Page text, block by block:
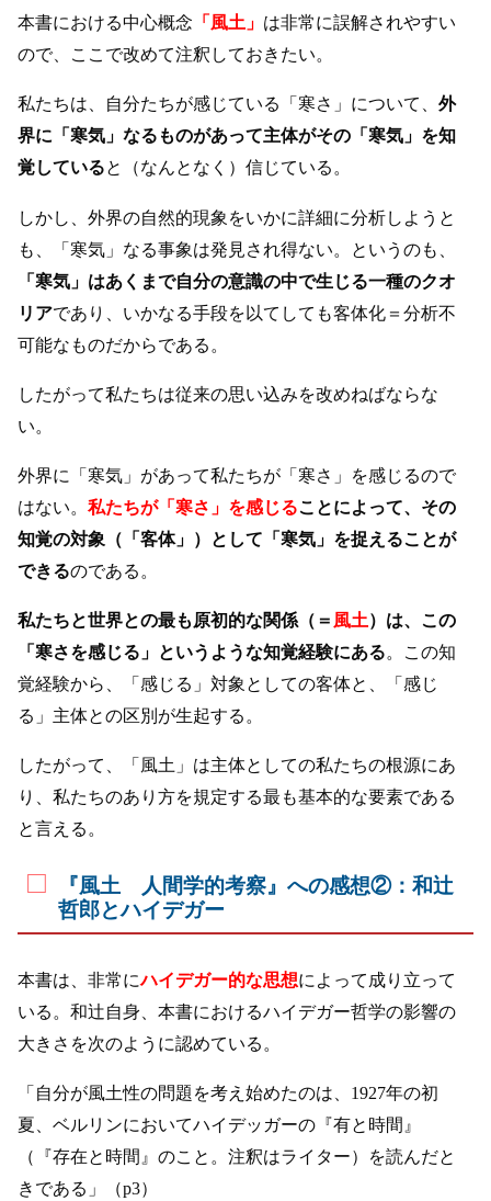
本書における中心概念 「風土」 は非常に誤解されやすい
ので、ここで改めて注釈しておきたい。
私たちは、自分たちが感じている「寒さ」について、外
界に「寒気」なるものがあって主体がその「寒気」を知
覚していると（なんとなく）信じている。
しかし、外界の自然的現象をいかに詳細に分析しようと
も、「寒気」なる事象は発見され得ない。というのも、
「寒気」はあくまで自分の意識の中で生じる一種のクオ
リアであり、いかなる手段を以てしても客体化＝分析不
可能なものだからである。
したがって私たちは従来の思い込みを改めねばならな
い。
外界に「寒気」があって私たちが「寒さ」を感じるので
はない。私たちが「寒さ」を感じることによって、その
知覚の対象（「客体」）として「寒気」を捉えることが
できるのである。
私たちと世界との最も原初的な関係（＝ 風土）は、この
「寒さを感じる」というような知覚経験にある。この知
覚経験から、「感じる」対象としての客体と、「感じ
る」主体との区別が生起する。
したがって、「風土」は主体としての私たちの根源にあ
り、私たちのあり方を規定する最も基本的な要素である
と言える。
『風土 人間学的考察』への感想②：和辻
哲郎とハイデガー
本書は、非常にハイデガー的な思想によって成り立って
いる。和辻自身、本書におけるハイデガー哲学の影響の
大きさを次のように認めている。
「自分が風土性の問題を考え始めたのは、1927年の初
夏、ベルリンにおいてハイデッガーの『有と時間』
（『存在と時間』のこと。注釈はライター）を読んだと
きである」（p3）